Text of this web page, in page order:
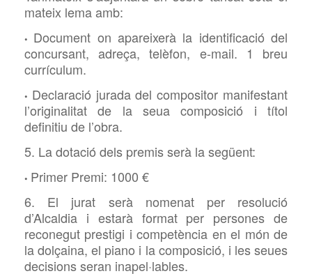
mateix lema amb:
• Document on apareixerà la identificació del
concursant, adreça, telèfon, e-mail. 1 breu
currículum.
• Declaració jurada del compositor manifestant
l’originalitat de la seua composició i títol
definitiu de l’obra.
5. La dotació dels premis serà la següent:
• Primer Premi: 1000 €
6. El jurat serà nomenat per resolució
d’Alcaldia i estarà format per persones de
reconegut prestigi i competència en el món de
la dolçaina, el piano i la composició, i les seues
decisions seran inapel·lables.